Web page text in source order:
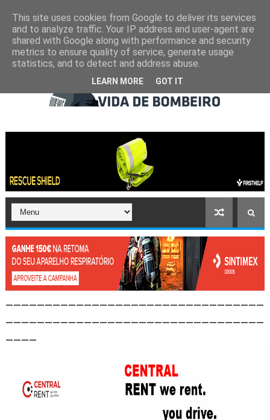
This site uses cookies from Google to deliver its services
and to analyze traffic. Your IP address and user-agent are
shared with Google along with performance and security
metrics to ensure quality of service, generate usage
statistics, and to detect and address abuse.
LEARN MORE GOT IT